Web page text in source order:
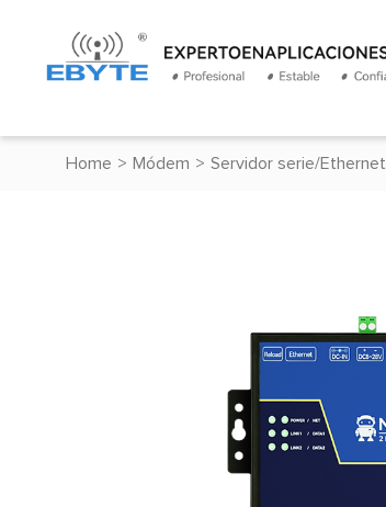
Home > Módem > Servidor serie/Ethernet